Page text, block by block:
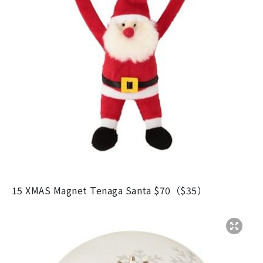
15 XMAS Magnet Tenaga Santa $70（$35）